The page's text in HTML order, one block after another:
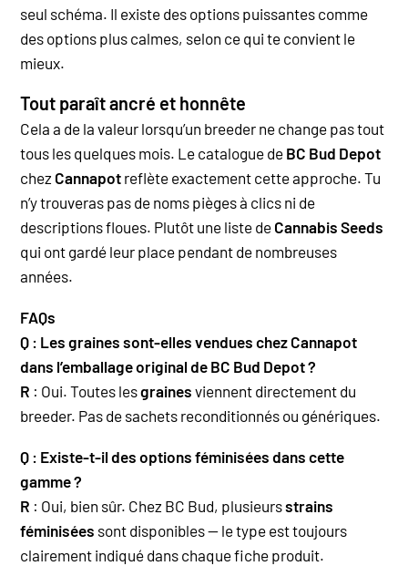
seul schéma. Il existe des options puissantes comme
des options plus calmes, selon ce qui te convient le
mieux.
Tout paraît ancré et honnête
Cela a de la valeur lorsqu’un breeder ne change pas tout
tous les quelques mois. Le catalogue de BC Bud Depot
chez Cannapot reflète exactement cette approche. Tu
n’y trouveras pas de noms pièges à clics ni de
descriptions floues. Plutôt une liste de Cannabis Seeds
qui ont gardé leur place pendant de nombreuses
années.
FAQs
Q : Les graines sont-elles vendues chez Cannapot
dans l’emballage original de BC Bud Depot ?
R : Oui. Toutes lesgraines viennent directement du
breeder. Pas de sachets reconditionnés ou génériques.
Q : Existe-t-il des options féminisées dans cette
gamme ?
R : Oui, bien sûr. Chez BC Bud, plusieursstrains
féminisées sont disponibles — le type est toujours
clairement indiqué dans chaque fiche produit.